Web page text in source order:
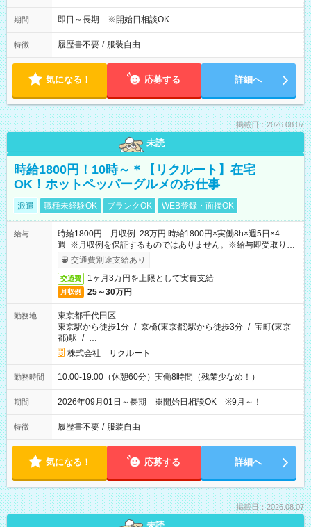
期間 即日～長期 ※開始日相談OK
特徴 履歴書不要 / 服装自由
気になる！ 応募する 詳細へ
掲載日：2026.08.07
未読
時給1800円！10時～＊【リクルート】在宅
OK！ホットペッパーグルメのお仕事
派遣 職種未経験OK ブランクOK WEB登録・面接OK
給与
時給1800円 月収例 28万円 時給1800円×実働8h×週5日×4
週 ※月収例を保証するものではありません。※給与即受取りサ
ービス利用可（利用条件有）
交通費別途支給あり
交通費 1ヶ月3万円を上限として実費支給
月収例 25～30万円
勤務地
東京都千代田区
東京駅から徒歩1分 / 京橋(東京都)駅から徒歩3分 / 宝町(東京
都)駅 / …
株式会社 リクルート
勤務時間 10:00-19:00（休憩60分）実働8時間（残業少なめ！）
期間 2026年09月01日～長期 ※開始日相談OK ※9月～！
特徴 履歴書不要 / 服装自由
気になる！ 応募する 詳細へ
掲載日：2026.08.07